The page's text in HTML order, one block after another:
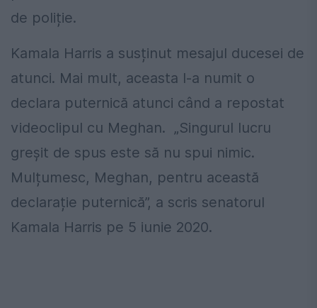
de poliție.
Kamala Harris a susținut mesajul ducesei de
atunci. Mai mult, aceasta l-a numit o
declara puternică atunci când a repostat
videoclipul cu Meghan. „Singurul lucru
greșit de spus este să nu spui nimic.
Mulțumesc, Meghan, pentru această
declarație puternică”, a scris senatorul
Kamala Harris pe 5 iunie 2020.